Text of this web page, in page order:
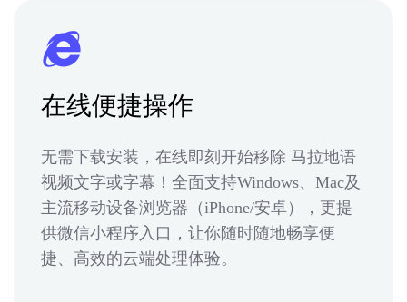
在线便捷操作
无需下载安装，在线即刻开始移除 马拉地语
视频文字或字幕！全面支持Windows、Mac及
主流移动设备浏览器（iPhone/安卓），更提
供微信小程序入口，让你随时随地畅享便
捷、高效的云端处理体验。